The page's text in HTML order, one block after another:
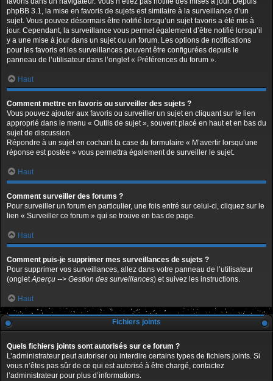
phpBB 3.1, la mise en favoris de sujets est similaire à la surveillance d’un
sujet. Vous pouvez désormais être notifié lorsqu’un sujet favoris a été mis à
jour. Cependant, la surveillance vous permet également d’être notifié lorsqu’il
y a une mise à jour dans un sujet ou un forum. Les options de notifications
pour les favoris et les surveillances peuvent être configurées depuis le
panneau de l’utilisateur dans l’onglet « Préférences du forum ».
Haut
Comment mettre en favoris ou surveiller des sujets ?
Vous pouvez ajouter aux favoris ou surveiller un sujet en cliquant sur le lien
approprié dans le menu « Outils de sujet », souvent placé en haut et en bas du
sujet de discussion.
Répondre à un sujet en cochant la case du formulaire « M’avertir lorsqu’une
réponse est postée » vous permettra également de surveiller le sujet.
Haut
Comment surveiller des forums ?
Pour surveiller un forum en particulier, une fois entré sur celui-ci, cliquez sur le
lien « Surveiller ce forum » qui se trouve en bas de page.
Haut
Comment puis-je supprimer mes surveillances de sujets ?
Pour supprimer vos surveillances, allez dans votre panneau de l’utilisateur
(ongletAperçu --> Gestion des surveillances) et suivez les instructions.
Haut
Fichiers joints
Quels fichiers joints sont autorisés sur ce forum ?
L’administrateur peut autoriser ou interdire certains types de fichiers joints. Si
vous n’êtes pas sûr de ce qui est autorisé à être chargé, contactez
l’administrateur pour plus d’informations.